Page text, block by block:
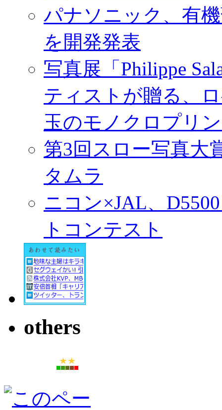
パナソニック、有
を開発発表
写真展「Philippe
ティストが贈る、
玉のモノクロプリ
第3回スロー写真
タムラ
ニコン×JAL、
トコンテスト
others